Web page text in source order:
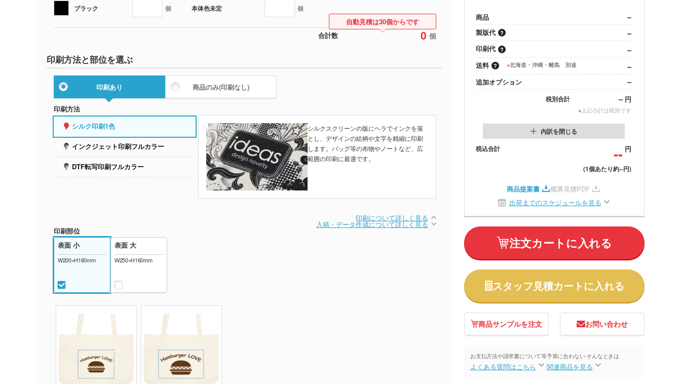
ブラック 個 本体色未定 個
合計数 0 個
自動見積は30個からです
印刷方法と部位を選ぶ
印刷あり 商品のみ(印刷なし)
印刷方法
シルク印刷1色
インクジェット印刷フルカラー
DTF転写印刷フルカラー
シルクスクリーンの版にヘラでインクを落
とし、デザインの絵柄や文字を精細に印刷
します。バッグ等の布物やノートなど、広
範囲の印刷に最適です。
印刷について詳しく見る
入稿・データ作成について詳しく見る
印刷部位
表面 小
W200×H160mm
表面 大
W250×H160mm
商品
--
製版代
--
印刷代
--
送料
※北海道・沖縄・離島 別途
--
追加オプション
--
税別合計 -- 円
※ 上記小計は税別です
内訳を閉じる
税込合計
-- 円
(1個あたり約--円)
商品提案書
概算見積PDF
出荷までのスケジュールを見る
注文カートに入れる
スタッフ見積カートに入れる
商品サンプルを注文 お問い合わせ
お支払方法や請求書について等
よくある質問はこちら
予算に合わない そんなときは
関連商品を見る